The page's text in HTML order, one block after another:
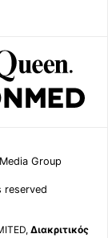
Group
Διακριτικός